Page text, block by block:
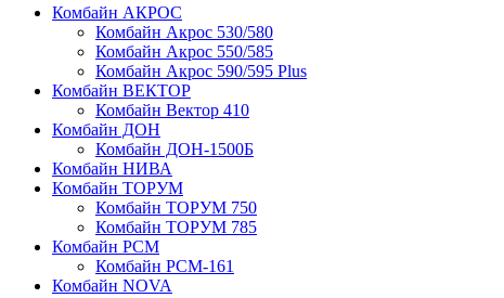
Комбайн АКРОС
Комбайн Акрос 530/580
Комбайн Акрос 550/585
Комбайн Акрос 590/595 Plus
Комбайн ВЕКТОР
Комбайн Вектор 410
Комбайн ДОН
Комбайн ДОН-1500Б
Комбайн НИВА
Комбайн ТОРУМ
Комбайн ТОРУМ 750
Комбайн ТОРУМ 785
Комбайн РСМ
Комбайн РСМ-161
Комбайн NOVA